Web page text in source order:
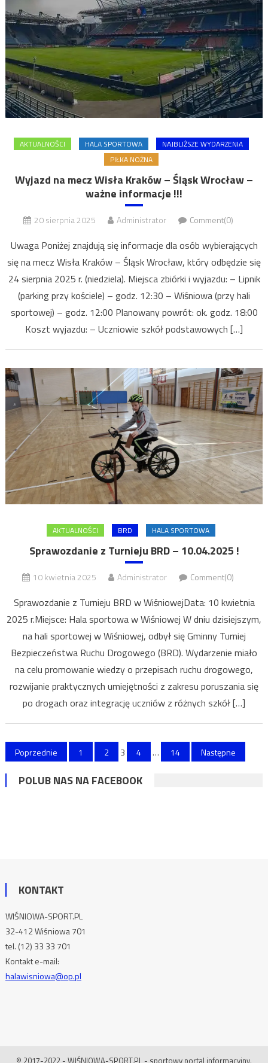
AKTUALNOŚCI HALA SPORTOWA
NAJBLIŻSZE WYDARZENIA
PIŁKA NOŻNA
Wyjazd na mecz Wisła Kraków – Śląsk Wrocław –
ważne informacje !!!
20 sierpnia 2025 Administrator Comment(0)
Uwaga Poniżej znajdują się informacje dla osób wybierających
się na mecz Wisła Kraków – Śląsk Wrocław, który odbędzie się
24 sierpnia 2025 r. (niedziela). Miejsca zbiórki i wyjazdu: – Lipnik
(parking przy kościele) – godz. 12:30 – Wiśniowa (przy hali
sportowej) – godz. 12:00 Planowany powrót: ok. godz. 18:00
Koszt wyjazdu: – Uczniowie szkół podstawowych […]
AKTUALNOŚCI BRD HALA SPORTOWA
Sprawozdanie z Turnieju BRD – 10.04.2025 !
10 kwietnia 2025 Administrator Comment(0)
Sprawozdanie z Turnieju BRD w WiśniowejData: 10 kwietnia
2025 r.Miejsce: Hala sportowa w Wiśniowej W dniu dzisiejszym,
na hali sportowej w Wiśniowej, odbył się Gminny Turniej
Bezpieczeństwa Ruchu Drogowego (BRD). Wydarzenie miało
na celu promowanie wiedzy o przepisach ruchu drogowego,
rozwijanie praktycznych umiejętności z zakresu poruszania się
po drogach oraz integrację uczniów z różnych szkół […]
Stronicowanie
wpisów
Poprzednie 1 2 3 4 … 14 Następne
POLUB NAS NA FACEBOOK
KONTAKT
WIŚNIOWA-SPORT.PL
32-412 Wiśniowa 701
tel. (12) 33 33 701
Kontakt e-mail:
halawisniowa@op.pl
© 2017-2022 - WIŚNIOWA-SPORT.PL - sportowy portal informacyjny.